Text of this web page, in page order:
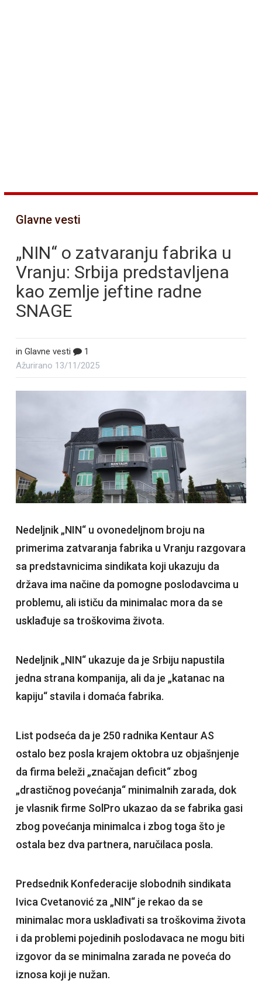
Glavne vesti
„NIN“ o zatvaranju fabrika u
Vranju: Srbija predstavljena
kao zemlje jeftine radne
SNAGE
in Glavne vesti
1
Ažurirano 13/11/2025
Nedeljnik „NIN“ u ovonedeljnom broju na
primerima zatvaranja fabrika u Vranju razgovara
sa predstavnicima sindikata koji ukazuju da
država ima načine da pomogne poslodavcima u
problemu, ali ističu da minimalac mora da se
usklađuje sa troškovima života.
Nedeljnik „NIN“ ukazuje da je Srbiju napustila
jedna strana kompanija, ali da je „katanac na
kapiju“ stavila i domaća fabrika.
List podseća da je 250 radnika Kentaur AS
ostalo bez posla krajem oktobra uz objašnjenje
da firma beleži „značajan deficit“ zbog
„drastičnog povećanja“ minimalnih zarada, dok
je vlasnik firme SolPro ukazao da se fabrika gasi
zbog povećanja minimalca i zbog toga što je
ostala bez dva partnera, naručilaca posla.
Predsednik Konfederacije slobodnih sindikata
Ivica Cvetanović za „NIN“ je rekao da se
minimalac mora usklađivati sa troškovima života
i da problemi pojedinih poslodavaca ne mogu biti
izgovor da se minimalna zarada ne poveća do
iznosa koji je nužan.